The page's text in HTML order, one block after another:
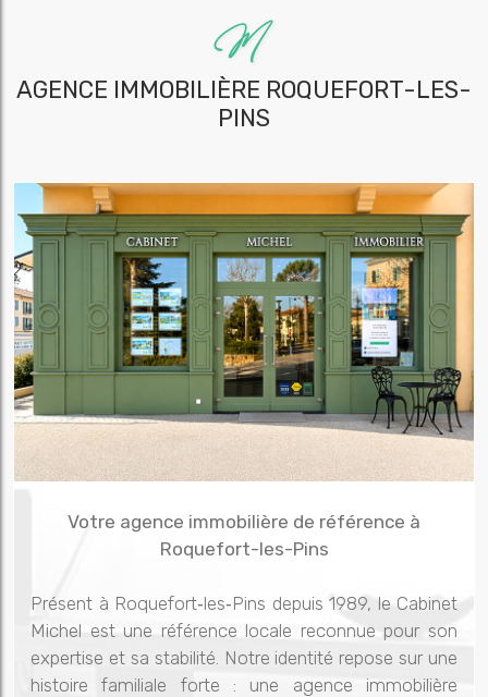
AGENCE IMMOBILIÈRE ROQUEFORT-LES-
PINS
Votre agence immobilière de référence à
Roquefort-les-Pins
Présent à Roquefort‑les‑Pins depuis 1989, le Cabinet
Michel est une référence locale reconnue pour son
expertise et sa stabilité. Notre identité repose sur une
histoire familiale forte : une agence immobilière